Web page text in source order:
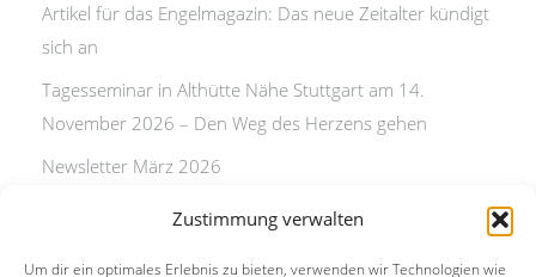
Zustimmung verwalten
Um dir ein optimales Erlebnis zu bieten, verwenden wir Technologien wie
Artikel für das Engelmagazin: Das neue Zeitalter kündigt
sich an
Tagesseminar in Althütte Nähe Stuttgart am 14.
November 2026 – Den Weg des Herzens gehen
Newsletter März 2026
Artikel für das Engelmagazin: Das neue Zeitalter kündigt